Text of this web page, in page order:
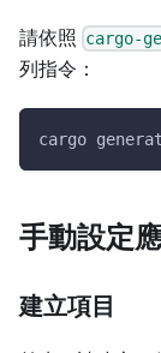
請依照 cargo-
列指令：
cargo
手動設定
建立項目